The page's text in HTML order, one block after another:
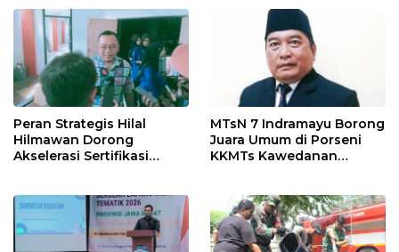
Peran Strategis Hilal
Hilmawan Dorong
Akselerasi Sertifikasi
Indramayu
MTsN 7 Indramayu Borong
Juara Umum di Porseni
KKMTs Kawedanan